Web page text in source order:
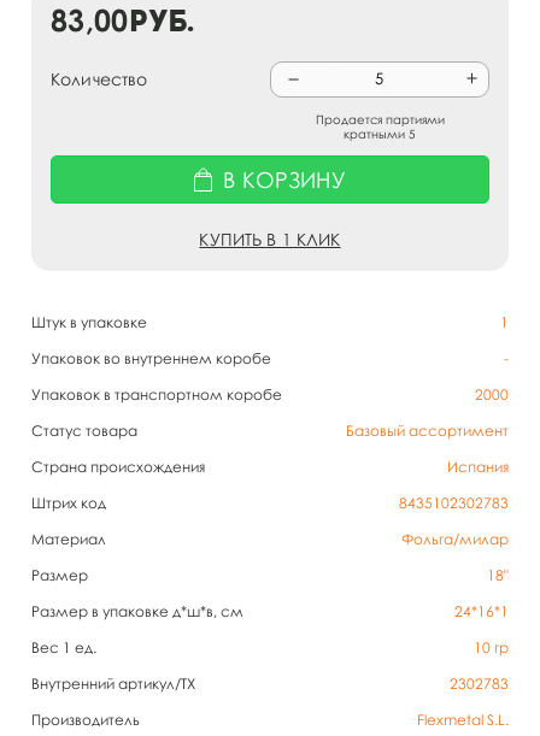
Штук в упаковке
1
Упаковок во внутреннем коробе
-
Упаковок в транспортном коробе
2000
Статус товара
Базовый ассортимент
Страна происхождения
Испания
Штрих код
8435102302783
Материал
Фольга/милар
Размер
18"
Размер в упаковке д*ш*в, см
24*16*1
Вес 1 ед.
10 гр
Внутренний артикул/TX
2302783
Производитель
Flexmetal S.L.
83,00руб.
Количество
Продается партиями
кратными 5
В КОРЗИНУ
КУПИТЬ В 1 КЛИК